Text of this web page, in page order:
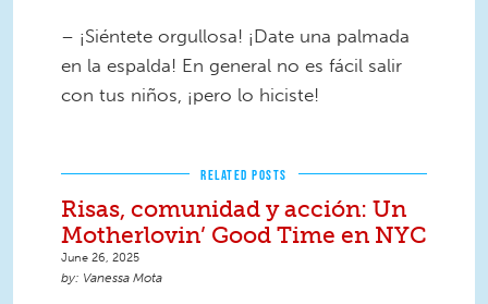
– ¡Siéntete orgullosa! ¡Date una palmada
en la espalda! En general no es fácil salir
con tus niños, ¡pero lo hiciste!
RELATED POSTS
Risas, comunidad y acción: Un
Motherlovin’ Good Time en NYC
June 26, 2025
Vanessa Mota